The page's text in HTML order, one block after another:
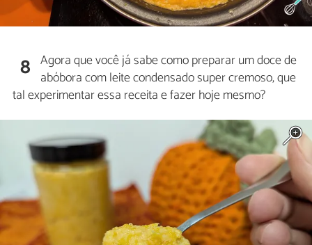
8 Agora que você já sabe como preparar um doce de
abóbora com leite condensado super cremoso, que
tal experimentar essa receita e fazer hoje mesmo?